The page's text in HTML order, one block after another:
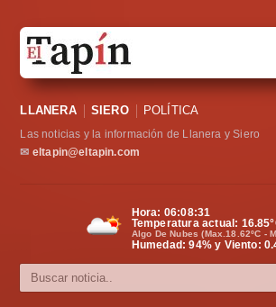
Sociedad
Política
Cultura
LLANERA SIERO POLÍTICA
Las noticias y la información de Llanera y Siero
✉ eltapin@eltapin.com
Hora: 06:08:32
Temperatura actual: 16.85
Algo De Nubes (Max.18.62ºC -
Humedad: 94% y Viento: